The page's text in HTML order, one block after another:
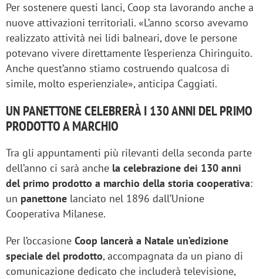
Per sostenere questi lanci, Coop sta lavorando anche a
nuove attivazioni territoriali. «L’anno scorso avevamo
realizzato attività nei lidi balneari, dove le persone
potevano vivere direttamente l’esperienza Chiringuito.
Anche quest’anno stiamo costruendo qualcosa di
simile, molto esperienziale», anticipa Caggiati.
UN PANETTONE CELEBRERÀ I 130 ANNI DEL PRIMO
PRODOTTO A MARCHIO
Tra gli appuntamenti più rilevanti della seconda parte
dell’anno ci sarà anche la celebrazione dei 130 anni
del primo prodotto a marchio della storia cooperativa:
un panettone lanciato nel 1896 dall’Unione
Cooperativa Milanese.
Per l’occasione Coop lancerà a Natale un’edizione
speciale del prodotto, accompagnata da un piano di
comunicazione dedicato che includerà televisione,